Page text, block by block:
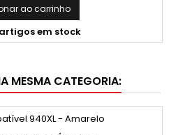
ao carrinho
em stock
MESMA CATEGORIA: